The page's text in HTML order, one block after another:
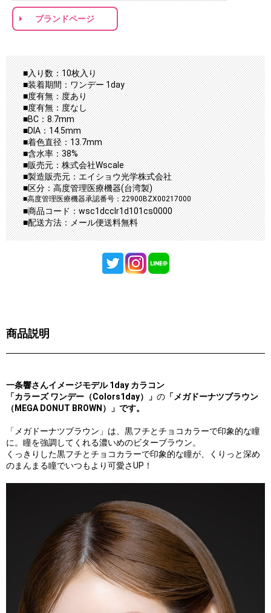
ブランドページ
■入り数：10枚入り
■装着期間：ワンデー 1day
■度有無：度あり
■度有無：度なし
■BC：8.7mm
■DIA：14.5mm
■着色直径：13.7mm
■含水率：38%
■販売元：株式会社Wscale
■製造販売元：エイショウ光学株式会社
■区分：高度管理医療機器(台湾製)
■高度管理医療機器承認番号：22900BZX00217000
■商品コード：wsc1dcclr1d101cs0000
■配送方法：メール便送料無料
商品説明
一条響さんイメージモデル 1day カラコン
「カラーズ ワンデー（Colors1day）」 の 「メガドーナツブラウン
（MEGA DONUT BROWN）」です。
「メガドーナツブラウン」は、黒フチとチョコカラーで印象的な瞳
に。瞳を強調してくれる濃いめのビターブラウン。
くっきりした黒フチとチョコカラーで印象的な瞳が、くりっと深め
のまんまる瞳でいつもより可愛さUP！